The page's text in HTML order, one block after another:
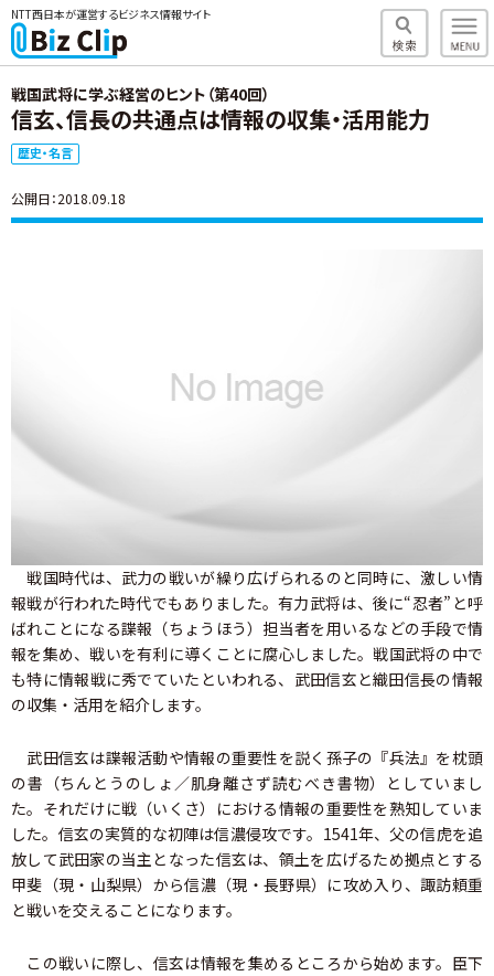
NTT西日本が運営するビジネス情報サイト
戦国武将に学ぶ経営のヒント（第40回）
信玄、信長の共通点は情報の収集・活用能力
歴史・名言
公開日：2018.09.18
戦国時代は、武力の戦いが繰り広げられるのと同時に、激しい情
報戦が行われた時代でもありました。有力武将は、後に“忍者”と呼
ばれことになる諜報（ちょうほう）担当者を用いるなどの手段で情
報を集め、戦いを有利に導くことに腐心しました。戦国武将の中で
も特に情報戦に秀でていたといわれる、武田信玄と織田信長の情報
の収集・活用を紹介します。
武田信玄は諜報活動や情報の重要性を説く孫子の『兵法』を枕頭
の書（ちんとうのしょ／肌身離さず読むべき書物）としていまし
た。それだけに戦（いくさ）における情報の重要性を熟知していま
した。信玄の実質的な初陣は信濃侵攻です。1541年、父の信虎を追
放して武田家の当主となった信玄は、領土を広げるため拠点とする
甲斐（現・山梨県）から信濃（現・長野県）に攻め入り、諏訪頼重
と戦いを交えることになります。
この戦いに際し、信玄は情報を集めるところから始めます。臣下